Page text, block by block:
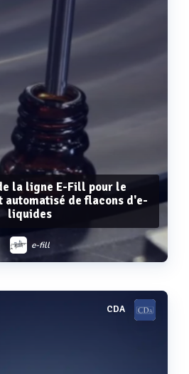
la ligne E-Fill pour le
automatisé de flacons d'e-
liquides
e-fill
CDA